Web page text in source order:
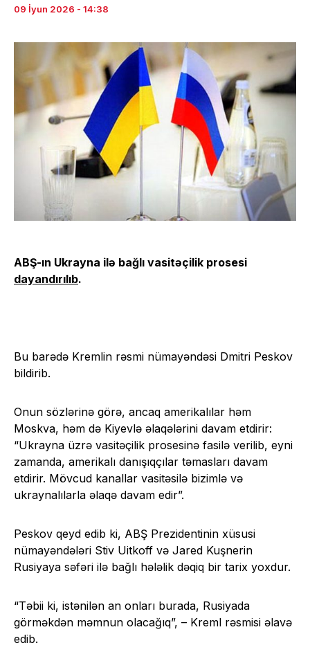
09 İyun 2026 - 14:38
ABŞ-ın Ukrayna ilə bağlı vasitəçilik prosesi
dayandırılıb.
Bu barədə Kremlin rəsmi nümayəndəsi Dmitri Peskov
bildirib.
Onun sözlərinə görə, ancaq amerikalılar həm
Moskva, həm də Kiyevlə əlaqələrini davam etdirir:
“Ukrayna üzrə vasitəçilik prosesinə fasilə verilib, eyni
zamanda, amerikalı danışıqçılar təmasları davam
etdirir. Mövcud kanallar vasitəsilə bizimlə və
ukraynalılarla əlaqə davam edir”.
Peskov qeyd edib ki, ABŞ Prezidentinin xüsusi
nümayəndələri Stiv Uitkoff və Jared Kuşnerin
Rusiyaya səfəri ilə bağlı hələlik dəqiq bir tarix yoxdur.
“Təbii ki, istənilən an onları burada, Rusiyada
görməkdən məmnun olacağıq”, – Kreml rəsmisi əlavə
edib.